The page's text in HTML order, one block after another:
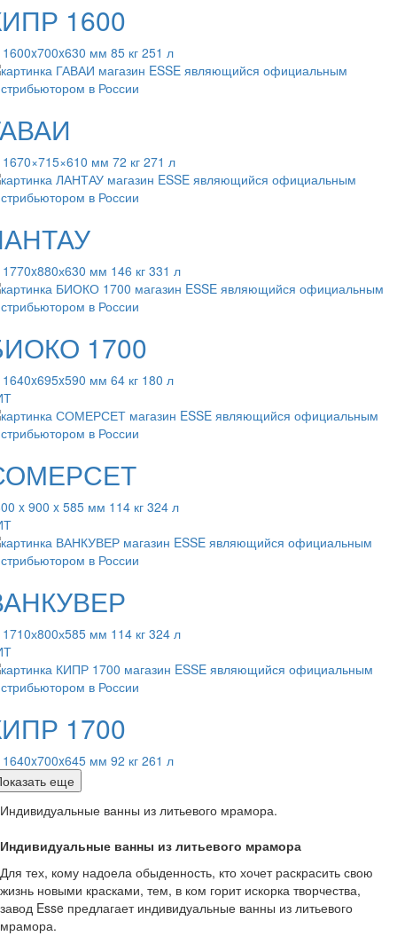
1600
1600x700x630 мм 85 кг 251 л
1670×715×610 мм 72 кг 271 л
1770x880х630 мм 146 кг 331 л
1700
1640x695x590 мм 64 кг 180 л
x 900 x 585 мм 114 кг 324 л
1710х800х585 мм 114 кг 324 л
1700
1640x700x645 мм 92 кг 261 л
еще
Индивидуальные ванны из литьевого мрамора.
Индивидуальные ванны из литьевого мрамора
Для тех, кому надоела обыденность, кто хочет раскрасить свою
жизнь новыми красками, тем, в ком горит искорка творчества,
завод Esse предлагает индивидуальные ванны из литьевого
мрамора.